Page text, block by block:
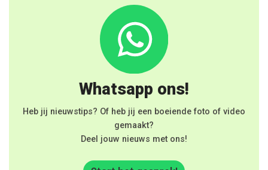
Whatsapp ons!
Heb jij nieuwstips? Of heb jij een boeiende foto of video
gemaakt?
Deel jouw nieuws met ons!